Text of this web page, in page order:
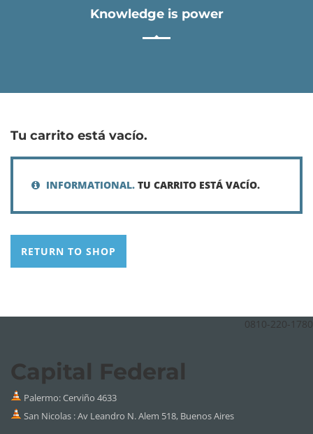
Knowledge is power
Tu carrito está vacío.
INFORMATIONAL. TU CARRITO ESTÁ VACÍO.
RETURN TO SHOP
Capital Federal
Palermo:Cerviño 4633
San Nicolas : Av Leandro N. Alem 518, Buenos Aires
0810-220-1780